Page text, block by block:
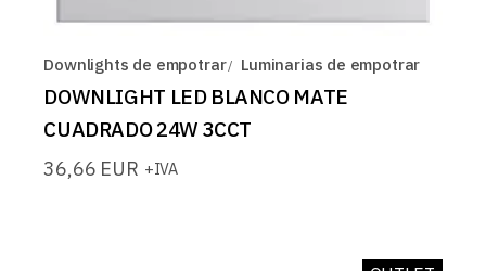
Downlights de empotrar Luminarias de empotrar
DOWNLIGHT LED BLANCO MATE
CUADRADO 24W 3CCT
36,66 EUR +IVA